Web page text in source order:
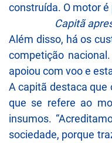
construída. O motor é
Capitã
Além disso, há os
competição
apoiou com voo e
A capitã destaca que
que se refere ao
insumos.
sociedade, porque